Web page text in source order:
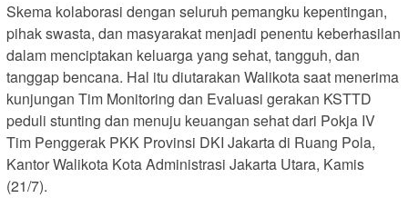
Skema kolaborasi dengan seluruh pemangku kepentingan,
pihak swasta, dan masyarakat menjadi penentu keberhasilan
dalam menciptakan keluarga yang sehat, tangguh, dan
tanggap bencana. Hal itu diutarakan Walikota saat menerima
kunjungan Tim Monitoring dan Evaluasi gerakan KSTTD
peduli stunting dan menuju keuangan sehat dari Pokja IV
Tim Penggerak PKK Provinsi DKI Jakarta di Ruang Pola,
Kantor Walikota Kota Administrasi Jakarta Utara, Kamis
(21/7).